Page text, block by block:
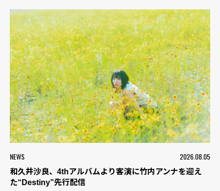
NEWS 2026.08.05
和久井沙良、4thアルバムより客演に竹内アンナを迎え
た“Destiny”先行配信